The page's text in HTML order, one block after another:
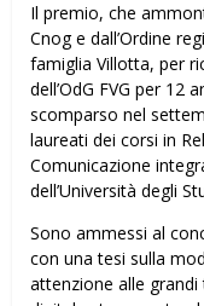
Il premio, che
Cnog e dall’Ordine
famiglia Villotta, per
dell’OdG FVG per 12
scomparso nel
laureati dei corsi in
Comunicazione
dell’Università degli
Sono ammessi al
con una tesi sulla
attenzione alle